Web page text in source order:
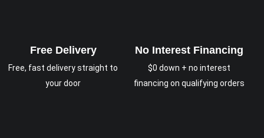
Free Delivery
Free, fast delivery straight to
your door
No Interest Financing
$0 down + no interest
financing on qualifying orders